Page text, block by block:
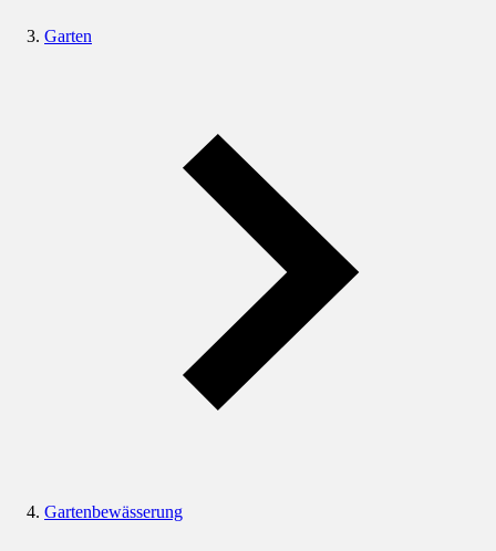
Garten
Gartenbewässerung